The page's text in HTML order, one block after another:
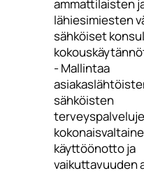
ammattilaisten
lähiesimiesten
sähköiset
- Mallintaa
sähköisten
käyttöönotto ja
vaikuttavuuden